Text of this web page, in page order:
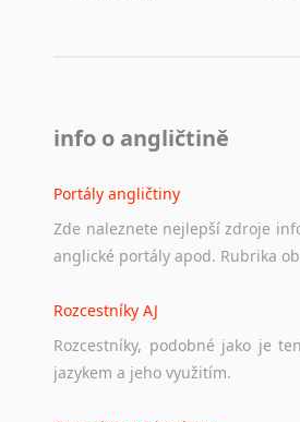
info o angličtině
Portály angličtiny
Zde naleznete nejlepší zdroje
anglické portály apod. Rubrika
Rozcestníky AJ
Rozcestníky, podobné jako je
jazykem a jeho využitím.